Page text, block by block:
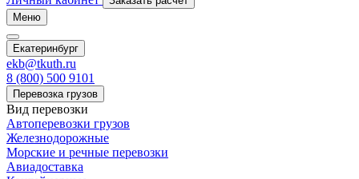
Меню
Екатеринбург
ekb@tkuth.ru
8 (800) 500 9101
Перевозка грузов
Вид перевозки
Автоперевозки грузов
Железнодорожные
Морские и речные перевозки
Авиадоставка